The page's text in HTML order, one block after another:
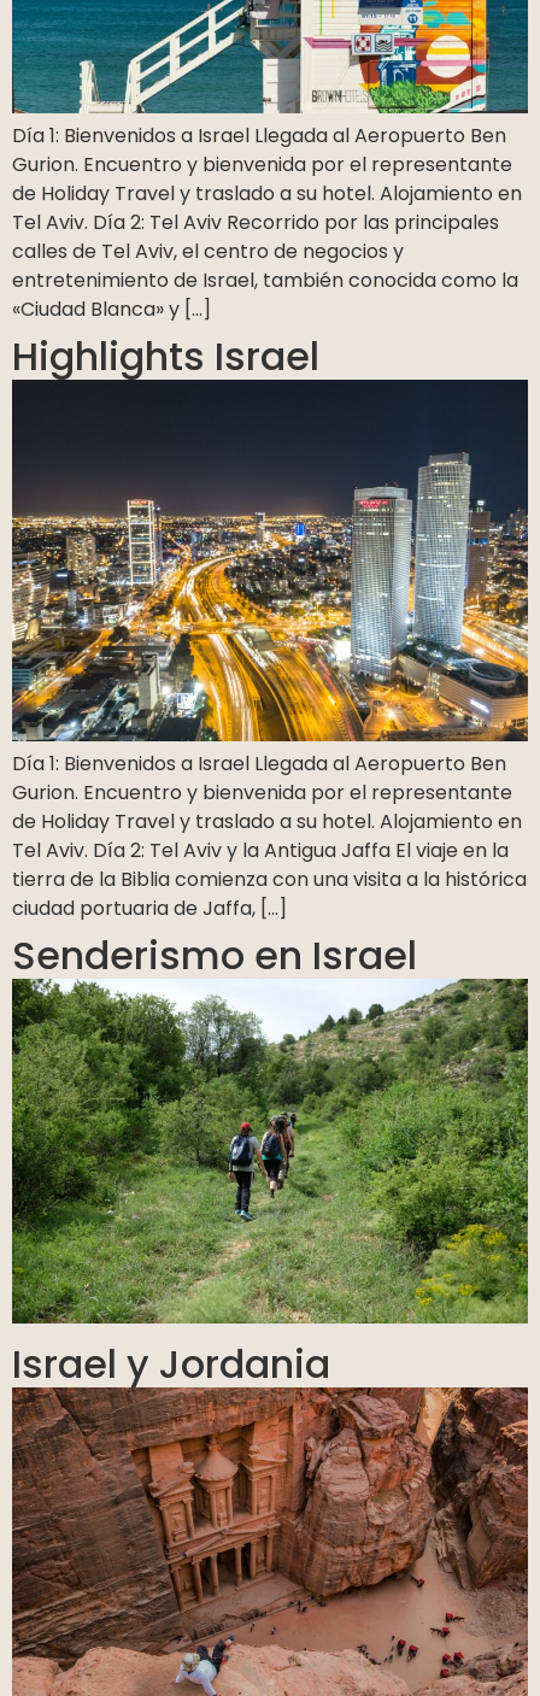
Día 1: Bienvenidos a Israel Llegada al Aeropuerto Ben
Gurion. Encuentro y bienvenida por el representante
de Holiday Travel y traslado a su hotel. Alojamiento en
Tel Aviv. Día 2: Tel Aviv Recorrido por las principales
calles de Tel Aviv, el centro de negocios y
entretenimiento de Israel, también conocida como la
«Ciudad Blanca» y […]
Highlights Israel
Día 1: Bienvenidos a Israel Llegada al Aeropuerto Ben
Gurion. Encuentro y bienvenida por el representante
de Holiday Travel y traslado a su hotel. Alojamiento en
Tel Aviv. Día 2: Tel Aviv y la Antigua Jaffa El viaje en la
tierra de la Biblia comienza con una visita a la histórica
ciudad portuaria de Jaffa, […]
Senderismo en Israel
Israel y Jordania